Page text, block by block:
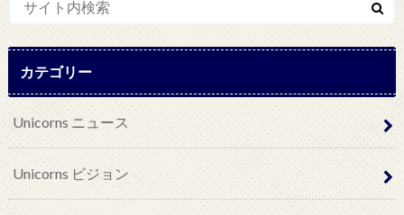
カテゴリー
Unicorns ニュース
Unicorns ビジョン